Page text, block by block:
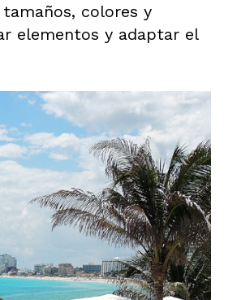
colores y
elementos y adaptar el